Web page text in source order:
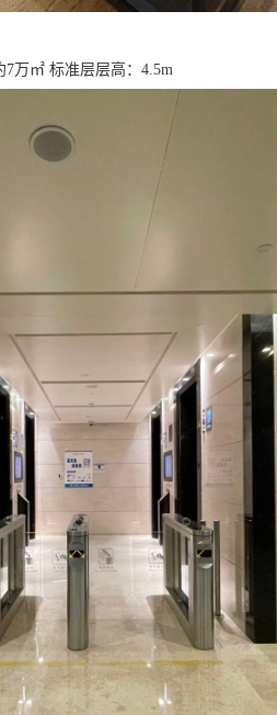
万㎡ 标准层层高：4.5m